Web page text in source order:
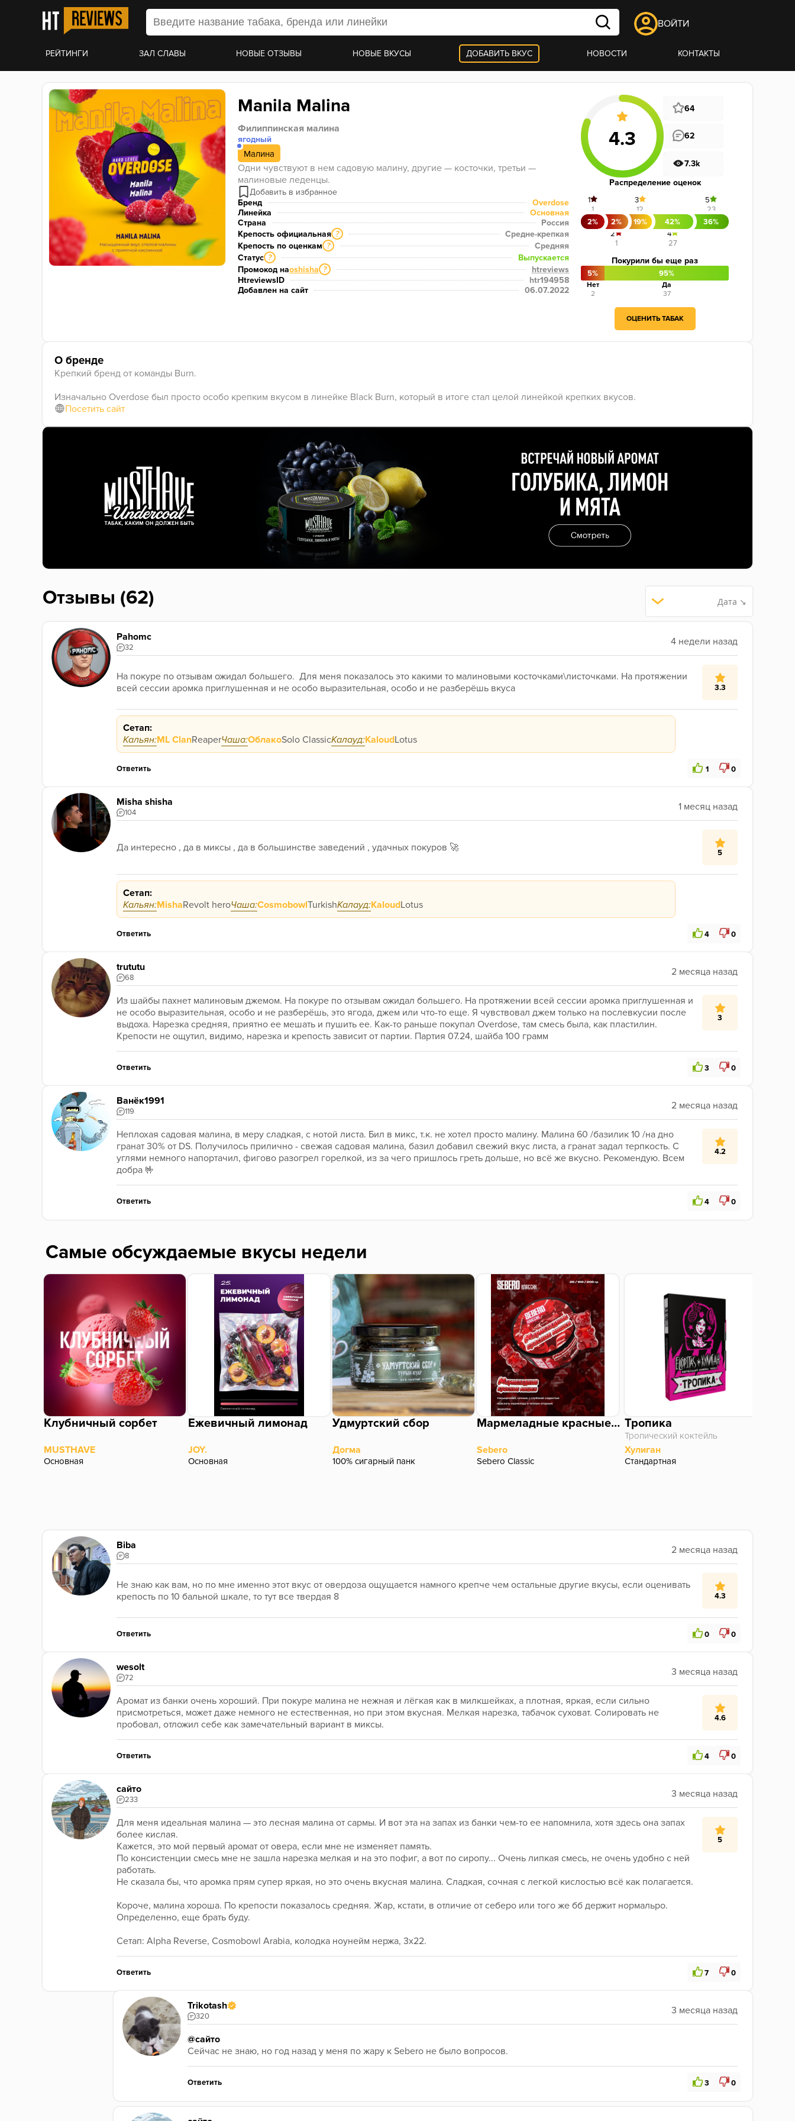
ВОЙТИ
РЕЙТИНГИ ЗАЛ СЛАВЫ НОВЫЕ ОТЗЫВЫ НОВЫЕ ВКУСЫ ДОБАВИТЬ ВКУС НОВОСТИ КОНТАКТЫ
Manila Malina
Филиппинская малина
ягодный
Малина
Одни чувствуют в нем садовую малину, другие — косточки, третьи —
малиновые леденцы.
Бренд
Overdose
Линейка
Основная
Страна
Россия
Крепость официальная ?
Средне-крепкая
Крепость по оценкам ?
Средняя
Статус ?
Выпускается
Промокод наoshisha ?
htreviews
HtreviewsID
htr194958
Добавлен на сайт
06.07.2022
64
62
7.3k
Распределение оценок
2%
1
1
2%
2
1
19%
3
12
42%
4
27
36%
5
23
Покурили бы еще раз
5%
Нет
2
95%
Да
37
ОЦЕНИТЬ ТАБАК
О бренде
Крепкий бренд от команды Burn.
Изначально Overdose был просто особо крепким вкусом в линейке Black Burn, который в итоге стал целой линейкой крепких вкусов.
Посетить сайт
Отзывы (62) Дата ↘
Pahomc
32
3.3
На покуре по отзывам ожидал большего.  Для меня показалось это какими то малиновыми косточками\листочками. На протяжении
всей сессии аромка приглушенная и не особо выразительная, особо и не разберёшь вкуса
Сетап:
Кальян:ML ClanReaperЧаша:ОблакоSolo ClassicКалауд:KaloudLotus
Ответить 1 0
Misha shisha
104
5
Да интересно , да в миксы , да в большинстве заведений , удачных покуров 🚀
Сетап:
Кальян:MishaRevolt heroЧаша:CosmobowlTurkishКалауд:KaloudLotus
Ответить 4 0
trututu
68
3
Из шайбы пахнет малиновым джемом. На покуре по отзывам ожидал большего. На протяжении всей сессии аромка приглушенная и
не особо выразительная, особо и не разберёшь, это ягода, джем или что-то еще. Я чувствовал джем только на послевкусии после
выдоха. Нарезка средняя, приятно ее мешать и пушить ее. Как-то раньше покупал Overdose, там смесь была, как пластилин.
Крепости не ощутил, видимо, нарезка и крепость зависит от партии. Партия 07.24, шайба 100 грамм
Ответить 3 0
Ванёк1991
119
4.2
Неплохая садовая малина, в меру сладкая, с нотой листа. Бил в микс, т.к. не хотел просто малину. Малина 60 /базилик 10 /на дно
гранат 30% от DS. Получилось прилично - свежая садовая малина, базил добавил свежий вкус листа, а гранат задал терпкость. С
углями немного напортачил, фигово разогрел горелкой, из за чего пришлось греть дольше, но всё же вкусно. Рекомендую. Всем
добра 🤟
Ответить 4 0
Самые обсуждаемые вкусы недели
Клубничный сорбет
MUSTHAVE
Основная
Ежевичный лимонад
JOY.
Основная
Удмуртский сбор
Догма
100% сигарный панк
Мармеладные красные мишки
Sebero
Sebero Classic
Тропика
Тропический коктейль
Хулиган
Стандартная
Biba
8
4.3
Не знаю как вам, но по мне именно этот вкус от овердоза ощущается намного крепче чем остальные другие вкусы, если оценивать
крепость по 10 бальной шкале, то тут все твердая 8
Ответить 0 0
wesolt
72
4.6
Аромат из банки очень хороший. При покуре малина не нежная и лёгкая как в милкшейках, а плотная, яркая, если сильно
присмотреться, может даже немного не естественная, но при этом вкусная. Мелкая нарезка, табачок суховат. Солировать не
пробовал, отложил себе как замечательный вариант в миксы.
Ответить 4 0
сайто
233
5
Для меня идеальная малина — это лесная малина от сармы. И вот эта на запах из банки чем-то ее напомнила, хотя здесь она запах
более кислая.
Кажется, это мой первый аромат от овера, если мне не изменяет память.
По консистенции смесь мне не зашла нарезка мелкая и на это пофиг, а вот по сиропу... Очень липкая смесь, не очень удобно с ней
работать.
Не сказала бы, что аромка прям супер яркая, но это очень вкусная малина. Сладкая, сочная с легкой кислостью всё как полагается.
Короче, малина хороша. По крепости показалось средняя. Жар, кстати, в отличие от себеро или того же бб держит нормальро.
Определенно, еще брать буду.
Сетап: Alpha Reverse, Cosmobowl Arabia, колодка ноунейм нержа, 3х22.
Ответить 7 0
Trikotash
320
@сайто
Сейчас не знаю, но год назад у меня по жару к Sebero не было вопросов.
Ответить 3 0